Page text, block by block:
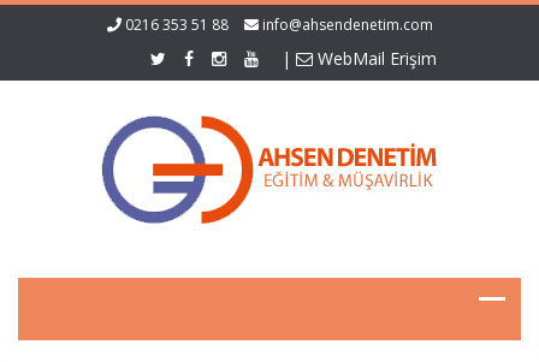
0216 353 51 88 info@ahsendenetim.com
| WebMail Erişim